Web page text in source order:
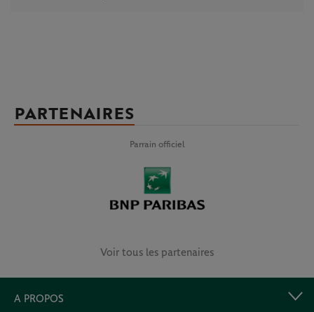
PARTENAIRES
Parrain officiel
Voir tous les partenaires
A PROPOS